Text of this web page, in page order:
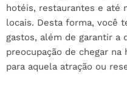
hotéis, restaurantes e até
locais. Desta forma, você
gastos, além de garantir a
preocupação de chegar
para aquela atração ou